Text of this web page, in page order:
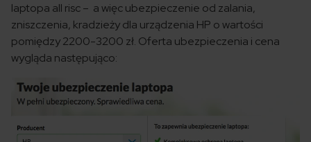
laptopa all risc – a więc ubezpieczenie od zalania,
zniszczenia, kradzieży dla urządzenia HP o wartości
pomiędzy 2200-3200 zł. Oferta ubezpieczenia i cena
wygląda następująco: